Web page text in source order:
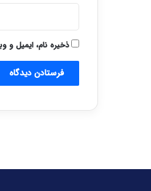
ذخیره نام، ایمیل و